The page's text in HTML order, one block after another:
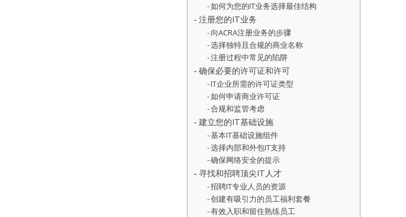
如何为您的IT业务选择最佳结构
注册您的IT业务
向ACRA注册业务的步骤
选择独特且合规的商业名称
注册过程中常见的陷阱
确保必要的许可证和许可
IT企业所需的许可证类型
如何申请商业许可证
合规和监管考虑
建立您的IT基础设施
基本IT基础设施组件
选择内部和外包IT支持
确保网络安全的提示
寻找和招聘顶尖IT人才
招聘IT专业人员的资源
创建有吸引力的员工福利套餐
有效入职和留住熟练员工